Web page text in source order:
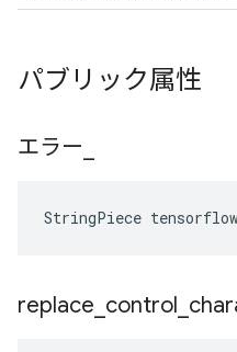
パブリック属性
エラー
StringPiece
replace control